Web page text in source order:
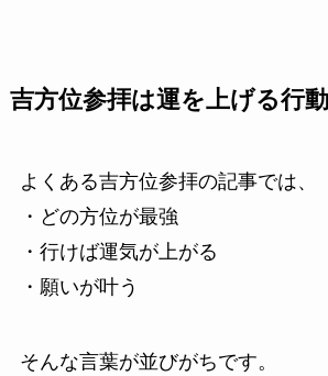
吉方位参拝は運を上げる行
よくある吉方位参拝の記事では、
・どの方位が最強
・行けば運気が上がる
・願いが叶う
そんな言葉が並びがちです。